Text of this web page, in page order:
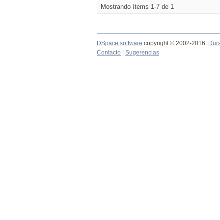
Mostrando ítems 1-7 de 1
DSpace software copyright © 2002-2016
Contacto
Sugerencias